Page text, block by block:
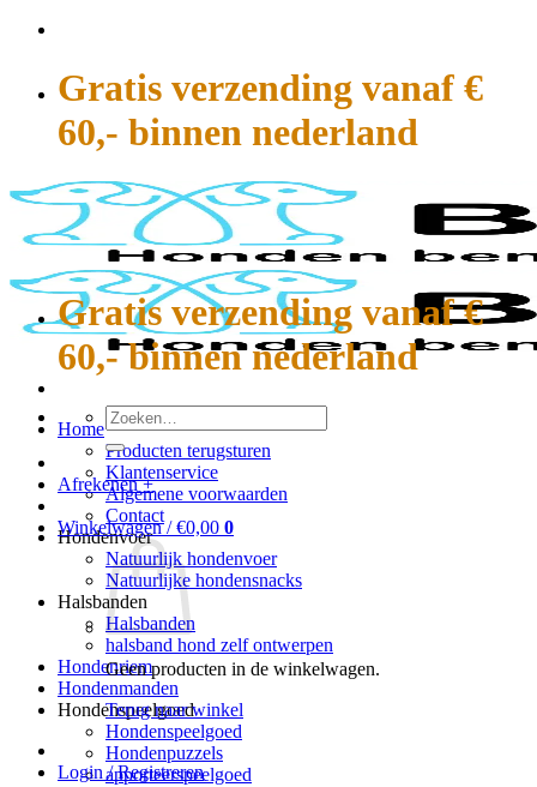
Gratis verzending vanaf €
60,- binnen nederland
Home
Producten terugsturen
Klantenservice
Algemene voorwaarden
Contact
Hondenvoer
Natuurlijk hondenvoer
Natuurlijke hondensnacks
Halsbanden
Halsbanden
halsband hond zelf ontwerpen
Hondenriem
Hondenmanden
Hondenspeelgoed
Hondenspeelgoed
Hondenpuzzels
apporteerspeelgoed
Gratis verzending vanaf €
60,- binnen nederland
Zoeken
naar:
Afrekenen +
Winkelwagen /€0,00 0
Geen producten in de winkelwagen.
Terug naar winkel
Login / Registreren